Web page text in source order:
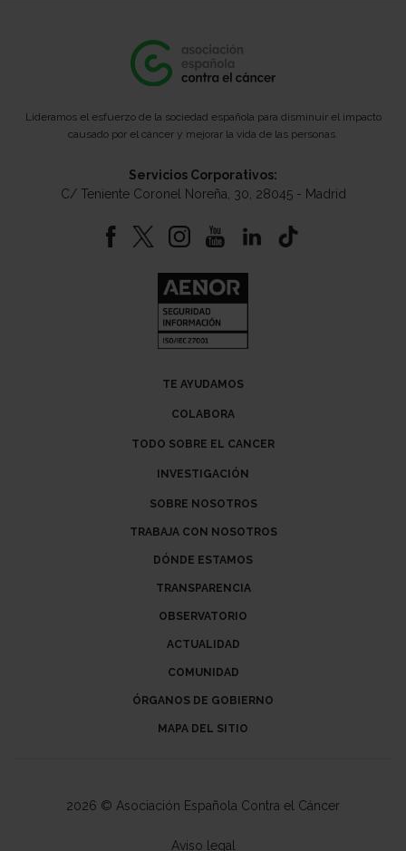
Lideramos el esfuerzo de la sociedad española para disminuir el impacto
causado por el cáncer y mejorar la vida de las personas.
Servicios Corporativos:
C/ Teniente Coronel Noreña, 30, 28045 - Madrid
TE AYUDAMOS
COLABORA
TODO SOBRE EL CANCER
INVESTIGACIÓN
SOBRE NOSOTROS
TRABAJA CON NOSOTROS
DÓNDE ESTAMOS
TRANSPARENCIA
OBSERVATORIO
ACTUALIDAD
COMUNIDAD
ÓRGANOS DE GOBIERNO
MAPA DEL SITIO
2026 © Asociación Española Contra el Cáncer
Aviso legal